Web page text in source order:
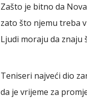
Zašto je bitno da
zato što njemu treba
Ljudi moraju da znaju
Teniseri najveći dio
da je vrijeme za